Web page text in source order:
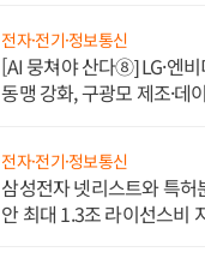
전자·전기·정보통신
[AI 뭉쳐야 산다⑧] LG·엔
동맹 강화, 구광모 제조·데
전자·전기·정보통신
삼성전자 넷리스트와 특허
안 최대 1.3조 라이선스비